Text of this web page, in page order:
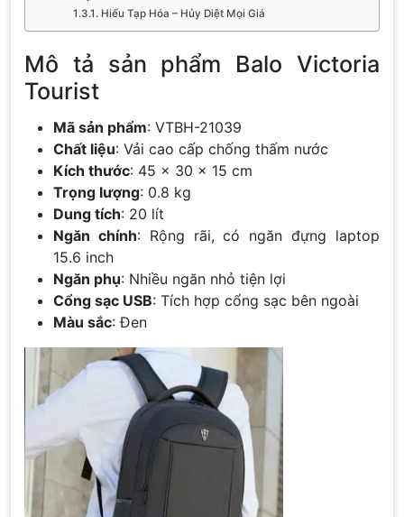
Hiếu Tạp Hóa – Hủy Diệt Mọi Giá
Mô tả sản phẩm Balo Victoria
Tourist
Mã sản phẩm: VTBH-21039
Chất liệu: Vải cao cấp chống thấm nước
Kích thước: 45 x 30 x 15 cm
Trọng lượng: 0.8 kg
Dung tích: 20 lít
Ngăn chính: Rộng rãi, có ngăn đựng laptop
15.6 inch
Ngăn phụ: Nhiều ngăn nhỏ tiện lợi
Cổng sạc USB: Tích hợp cổng sạc bên ngoài
Màu sắc: Đen